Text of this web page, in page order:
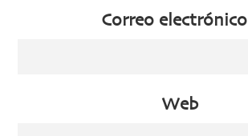
Correo electrónico
Web